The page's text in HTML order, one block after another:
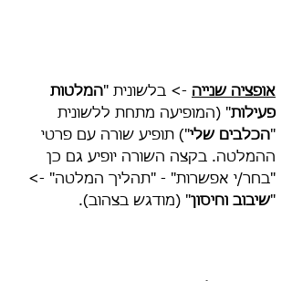
אופציה שנייה -> בלשונית "המלטות
פעילות" (המופיעה מתחת ללשונית
"הכלבים שלי") תופיע שורה עם פרטי
ההמלטה. בקצה השורה יופיע גם כן
"בחר/י אפשרות" - "תהליך המלטה" ->
"שיבוב וחיסון" (מודגש בצהוב).